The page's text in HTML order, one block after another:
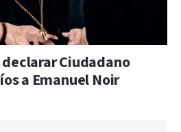
declarar Ciudadano
a Emanuel Noir